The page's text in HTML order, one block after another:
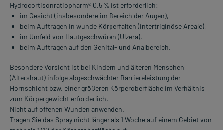
Hydrocortisonratiopharm® 0,5 % ist erforderlich:
im Gesicht (insbesondere im Bereich der Augen),
beim Auftragen in wunde Körperfalten (intertriginöse Areale),
im Umfeld von Hautgeschwüren (Ulzera),
beim Auftragen auf den Genital- und Analbereich.
Besondere Vorsicht ist bei Kindern und älteren Menschen
(Altershaut) infolge abgeschwächter Barriereleistung der
Hornschicht bzw. einer größeren Körperoberfläche im Verhältnis
zum Körpergewicht erforderlich.
Nicht auf offenen Wunden anwenden.
Tragen Sie das Spray nicht länger als 1 Woche auf einem Gebiet von